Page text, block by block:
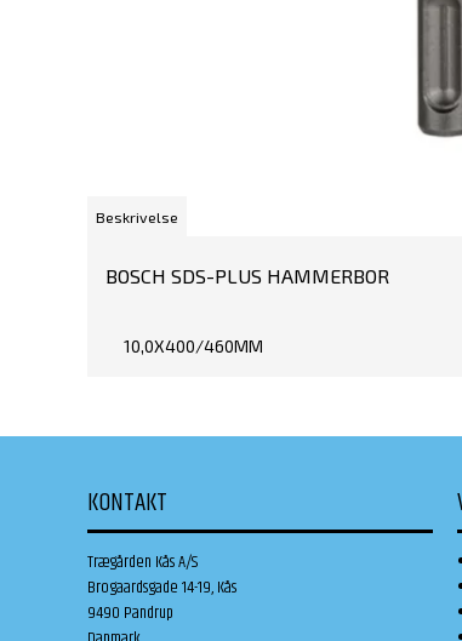
Beskrivelse
BOSCH SDS-PLUS HAMMERBOR
10,0X400/460MM
KONTAKT
Trægården Kås A/S
Brogaardsgade 14-19, Kås
9490 Pandrup